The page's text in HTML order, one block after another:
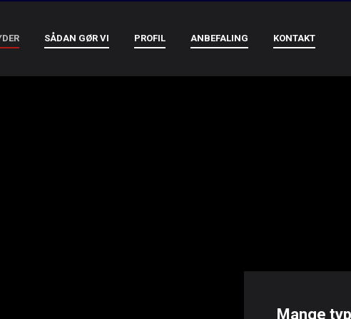
SÅDAN GØR VI PROFIL ANBEFALING KONTAKT
Mange